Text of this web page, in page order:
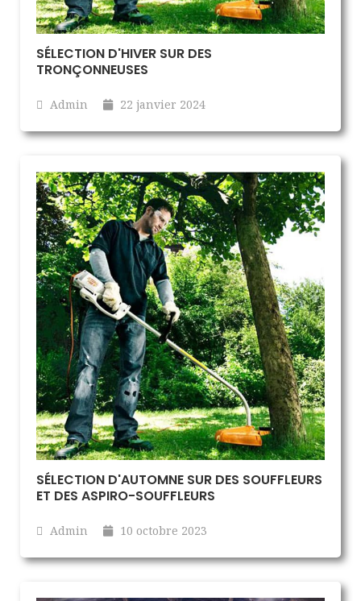
SÉLECTION D'HIVER SUR DES
TRONÇONNEUSES
Admin 22 janvier 2024
SÉLECTION D'AUTOMNE SUR DES SOUFFLEURS
ET DES ASPIRO-SOUFFLEURS
Admin 10 octobre 2023